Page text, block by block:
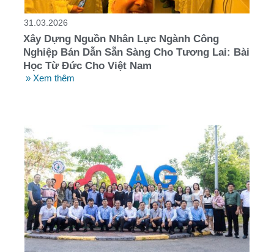
31.03.2026
Xây Dựng Nguồn Nhân Lực Ngành Công
Nghiệp Bán Dẫn Sẵn Sàng Cho Tương Lai: Bài
Học Từ Đức Cho Việt Nam
» Xem thêm